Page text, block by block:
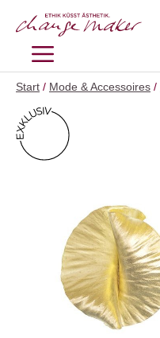
Inhalt
MENÜ
Start / Mode & Accessoires /